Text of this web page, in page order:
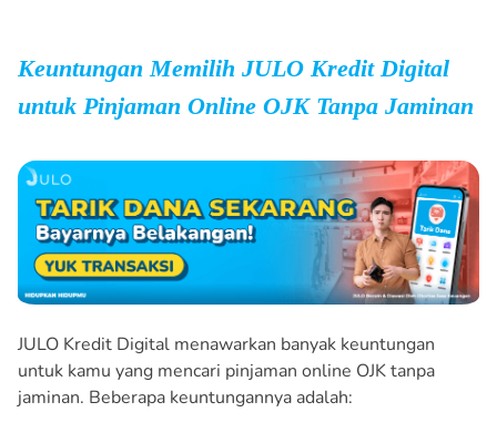
Keuntungan Memilih JULO Kredit Digital
untuk Pinjaman Online OJK Tanpa Jaminan
JULO Kredit Digital menawarkan banyak keuntungan
untuk kamu yang mencari pinjaman online OJK tanpa
jaminan. Beberapa keuntungannya adalah: